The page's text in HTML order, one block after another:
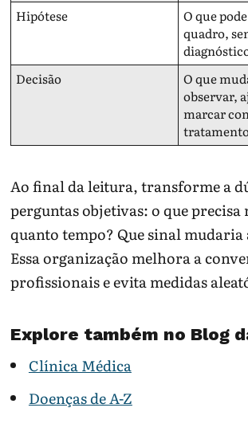
Hipótese
O que
quadro,
Decisão
O que
observar,
marcar
Ao final da leitura, transforme a
perguntas objetivas: o que
quanto tempo? Que sinal
Essa organização melhora a
profissionais e evita medidas
Explore também no Blog
Clínica Médica
Doenças de A-Z